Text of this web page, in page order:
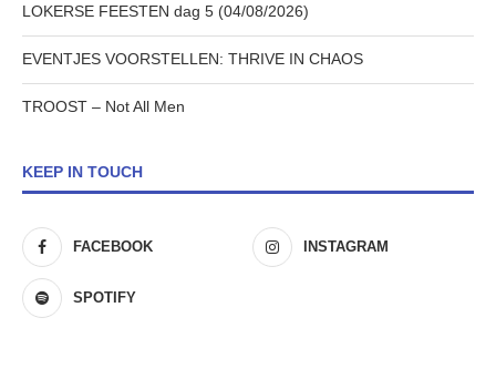
LOKERSE FEESTEN dag 5 (04/08/2026)
EVENTJES VOORSTELLEN: THRIVE IN CHAOS
TROOST – Not All Men
KEEP IN TOUCH
FACEBOOK INSTAGRAM
SPOTIFY